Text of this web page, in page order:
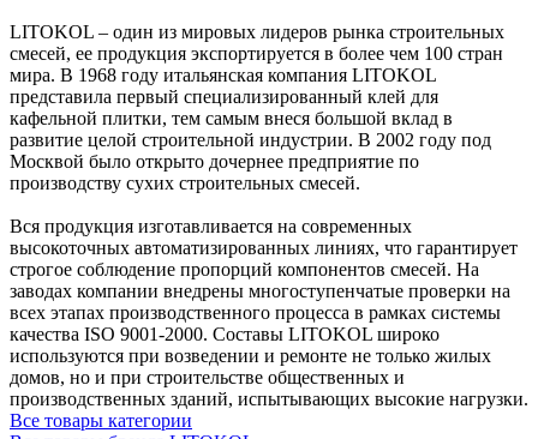
LITOKOL – один из мировых лидеров рынка строительных
смесей, ее продукция экспортируется в более чем 100 стран
мира. В 1968 году итальянская компания LITOKOL
представила первый специализированный клей для
кафельной плитки, тем самым внеся большой вклад в
развитие целой строительной индустрии. В 2002 году под
Москвой было открыто дочернее предприятие по
производству сухих строительных смесей.
Вся продукция изготавливается на современных
высокоточных автоматизированных линиях, что гарантирует
строгое соблюдение пропорций компонентов смесей. На
заводах компании внедрены многоступенчатые проверки на
всех этапах производственного процесса в рамках системы
качества ISO 9001-2000. Составы LITOKOL широко
используются при возведении и ремонте не только жилых
домов, но и при строительстве общественных и
производственных зданий, испытывающих высокие нагрузки.
Все товары категории